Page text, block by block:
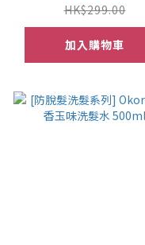
HK$299.00
加入購物車